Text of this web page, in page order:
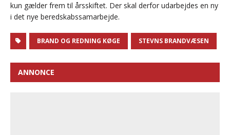
kun gælder frem til årsskiftet. Der skal derfor udarbejdes en ny
i det nye beredskabssamarbejde.
BRAND OG REDNING KØGE STEVNS BRANDVÆSEN
ANNONCE